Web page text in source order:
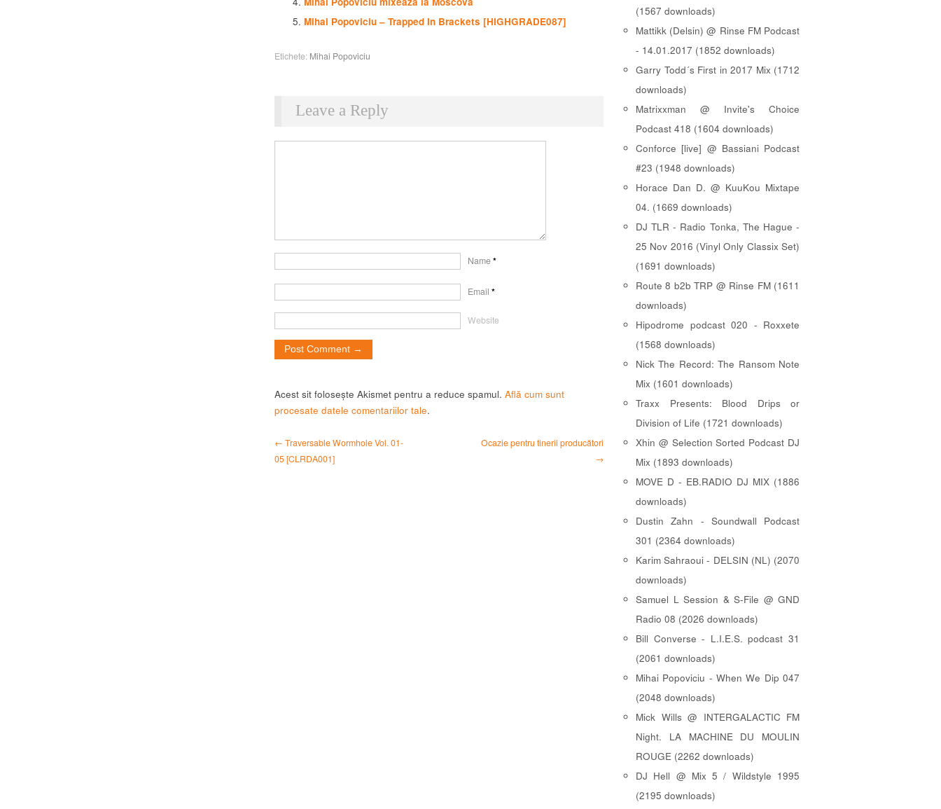
Mihai Popoviciu – Trapped In Brackets [HIGHGRADE087]
Etichete: Mihai Popoviciu
Leave a Reply
Name*
Email *
Website
Acest sit folosește Akismet pentru a reduce spamul. Află cum sunt
procesate datele comentariilor tale.
← Traversable Wormhole Vol. 01-
05 [CLRDA001]
Ocazie pentru tinerii producători
→
(1567 downloads)
Mattikk (Delsin) @ Rinse FM Podcast
- 14.01.2017 (1852 downloads)
Garry Todd´s First in 2017 Mix (1712
downloads)
Matrixxman @ Invite's Choice
Podcast 418 (1604 downloads)
Conforce [live] @ Bassiani Podcast
#23 (1948 downloads)
Horace Dan D. @ KuuKou Mixtape
04. (1669 downloads)
DJ TLR - Radio Tonka, The Hague -
25 Nov 2016 (Vinyl Only Classix Set)
(1691 downloads)
Route 8 b2b TRP @ Rinse FM (1611
downloads)
Hipodrome podcast 020 - Roxxete
(1568 downloads)
Nick The Record: The Ransom Note
Mix (1601 downloads)
Traxx Presents: Blood Drips or
Division of Life (1721 downloads)
Xhin @ Selection Sorted Podcast DJ
Mix (1893 downloads)
MOVE D - EB.RADIO DJ MIX (1886
downloads)
Dustin Zahn - Soundwall Podcast
301 (2364 downloads)
Karim Sahraoui - DELSIN (NL) (2070
downloads)
Samuel L Session & S-File @ GND
Radio 08 (2026 downloads)
Bill Converse - L.I.E.S. podcast 31
(2061 downloads)
Mihai Popoviciu - When We Dip 047
(2048 downloads)
Mick Wills @ INTERGALACTIC FM
Night. LA MACHINE DU MOULIN
ROUGE (2262 downloads)
DJ Hell @ Mix 5 / Wildstyle 1995
(2195 downloads)